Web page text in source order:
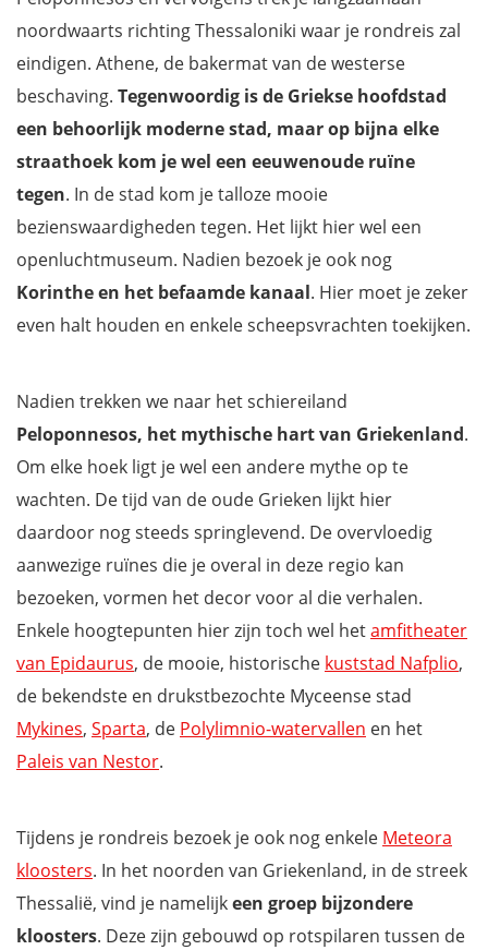
noordwaarts richting Thessaloniki waar je rondreis zal
eindigen. Athene, de bakermat van de westerse
beschaving. Tegenwoordig is de Griekse hoofdstad
een behoorlijk moderne stad, maar op bijna elke
straathoek kom je wel een eeuwenoude ruïne
tegen. In de stad kom je talloze mooie
bezienswaardigheden tegen. Het lijkt hier wel een
openluchtmuseum. Nadien bezoek je ook nog
Korinthe en het befaamde kanaal. Hier moet je zeker
even halt houden en enkele scheepsvrachten toekijken.
Nadien trekken we naar het schiereiland
Peloponnesos, het mythische hart van Griekenland.
Om elke hoek ligt je wel een andere mythe op te
wachten. De tijd van de oude Grieken lijkt hier
daardoor nog steeds springlevend. De overvloedig
aanwezige ruïnes die je overal in deze regio kan
bezoeken, vormen het decor voor al die verhalen.
Enkele hoogtepunten hier zijn toch wel hetamfitheater
van Epidaurus, de mooie, historische kuststad Nafplio,
de bekendste en drukstbezochte Myceense stad
Mykines, Sparta, de Polylimnio-watervallen en het
Paleis van Nestor.
Tijdens je rondreis bezoek je ook nog enkele Meteora
kloosters. In het noorden van Griekenland, in de streek
Thessalië, vind je namelijkeen groep bijzondere
kloosters. Deze zijn gebouwd op rotspilaren tussen de